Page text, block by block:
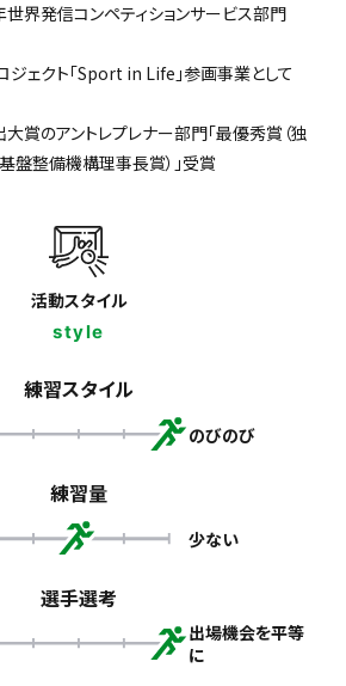
界発信コンペティションサービス部門
ェクト「Sport in Life」参画事業として
賞のアントレプレナー部門「最優秀賞（独
盤整備機構理事長賞）」受賞
活動スタイル
style
練習スタイル
のびのび
練習量
少ない
選手選考
出場機会を平等
に